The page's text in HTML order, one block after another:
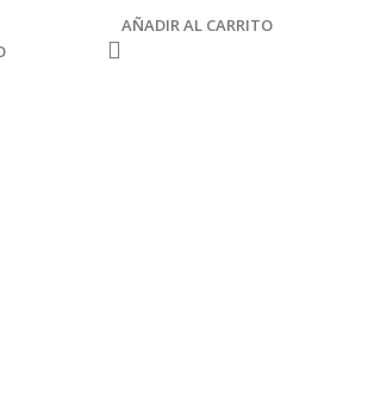
AÑADIR AL CARRITO